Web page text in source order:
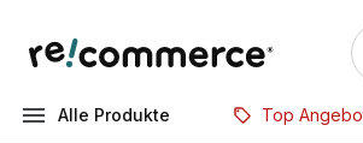
Alle Produkte Top